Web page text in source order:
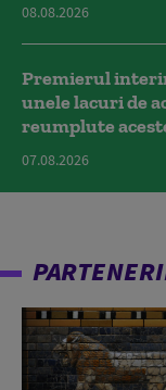
08.08.2026
Premierul
unele lacuri de
reumplute
07.08.2026